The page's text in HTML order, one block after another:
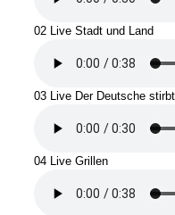
02 Live Stadt und Land
03 Live Der Deutsche
04 Live Grillen